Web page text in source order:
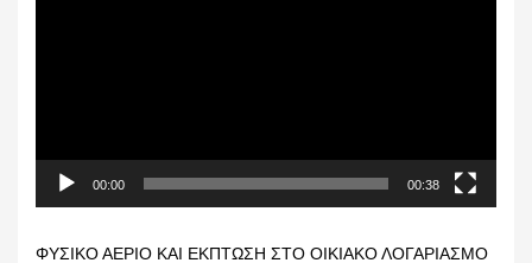
00:00 00:38
ΦΥΣΙΚΌ ΑΈΡΙΟ ΚΑΙ ΕΚΠΤΩΣΗ ΣΤΟ ΟΙΚΙΑΚΌ ΛΟΓΑΡΙΑΣΜΌ